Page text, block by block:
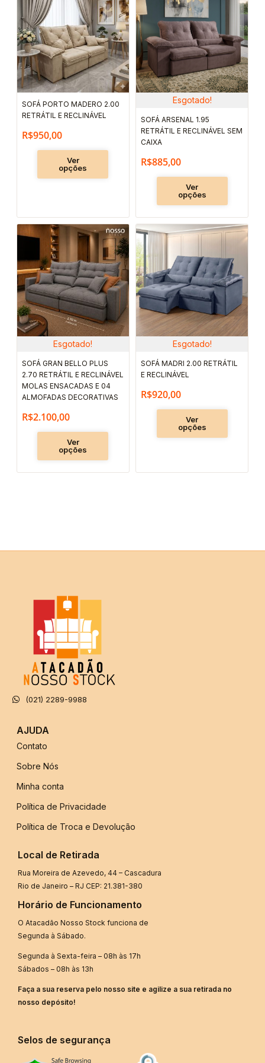
SOFÁ PORTO MADERO 2.00
RETRÁTIL E RECLINÁVEL
R$950,00
Ver
opções
produto
tem
várias
variantes.
As
opções
podem
ser
escolhidas
Esgotado!
SOFÁ ARSENAL 1.95
RETRÁTIL E RECLINÁVEL SEM
CAIXA
R$885,00
Ver
opções
produto
várias
variantes.
As
opções
podem
Esgotado!
SOFÁ GRAN BELLO PLUS
2.70 RETRÁTIL E RECLINÁVEL
MOLAS ENSACADAS E 04
ALMOFADAS DECORATIVAS
R$2.100,00
Ver
opções
Este
produto
tem
várias
variantes.
opções
podem
escolhidas
na
página
produto
Esgotado!
SOFÁ MADRI 2.00 RETRÁTIL
E RECLINÁVEL
R$920,00
Ver
opções
Este
tem
várias
variantes.
As
opções
podem
(021) 2289-9988
AJUDA
Contato
Sobre Nós
Minha conta
Política de Privacidade
Política de Troca e Devolução
Local de Retirada
Rua Moreira de Azevedo, 44 – Cascadura
Rio de Janeiro – RJ CEP: 21.381-380
Horário de Funcionamento
O Atacadão Nosso Stock funciona de
Segunda à Sábado.
Segunda à Sexta-feira – 08h às 17h
Sábados – 08h às 13h
Faça a sua reserva pelo nosso site e agilize a sua retirada no
nosso depósito!
Selos de segurança